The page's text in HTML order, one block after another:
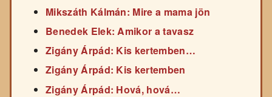
Mikszáth Kálmán: Mire a mama jön
Benedek Elek: Amikor a tavasz
Zigány Árpád: Kis kertemben…
Zigány Árpád: Kis kertemben
Zigány Árpád: Hová, hová…